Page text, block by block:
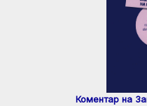
Коментар на